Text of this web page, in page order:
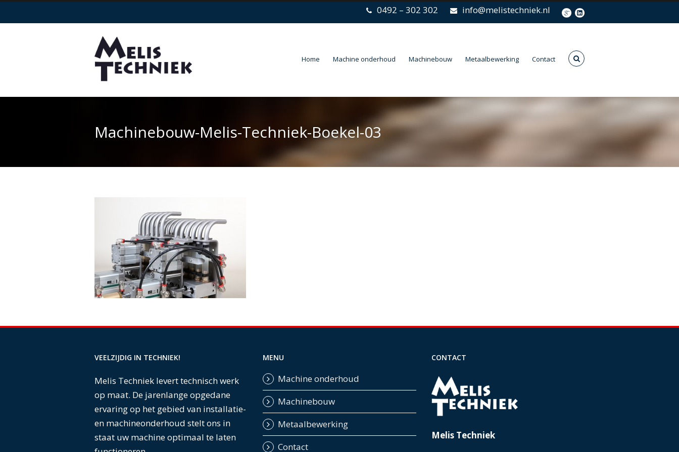
0492 – 302 302 info@melistechniek.nl
Home Machine onderhoud Machinebouw Metaalbewerking Contact
Machinebouw-Melis-Techniek-Boekel-03
VEELZIJDIG IN TECHNIEK!
Melis Techniek levert technisch werk
op maat. De jarenlange opgedane
ervaring op het gebied van installatie-
en machineonderhoud stelt ons in
staat uw machine optimaal te laten
MENU
Machine onderhoud
Machinebouw
Metaalbewerking
Contact
CONTACT
Melis Techniek